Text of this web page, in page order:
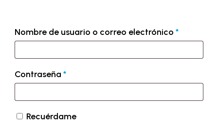
Nombre de usuario o correo electrónico *
Contraseña *
Recuérdame